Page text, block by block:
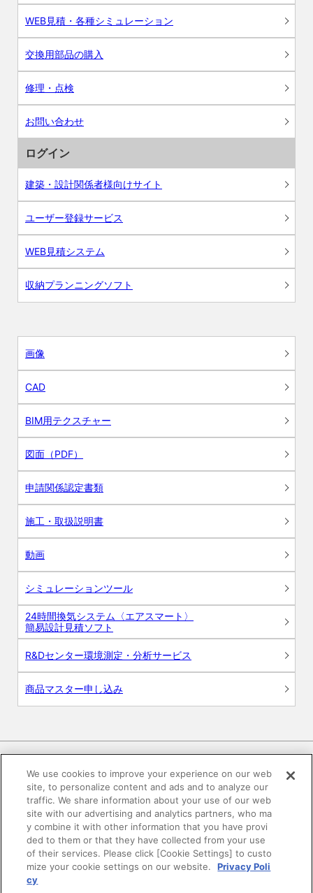
WEB見積・各種シミュレーション
交換用部品の購入
修理・点検
お問い合わせ
ログイン
建築・設計関係者様向けサイト
ユーザー登録サービス
WEB見積システム
収納プランニングソフト
画像
CAD
BIM用テクスチャー
図面（PDF）
申請関係認定書類
施工・取扱説明書
動画
シミュレーションツール
24時間換気システム〈エアスマート〉
簡易設計見積ソフト
R&Dセンター環境測定・分析サービス
商品マスター申し込み
電子公告 このWEBサイトについて
プライバシーポリシー
SNSコミュニティガイドライン サイトマップ
We use cookies to improve your experience on our web
site, to personalize content and ads and to analyze our
traffic. We share information about your use of our web
site with our advertising and analytics partners, who ma
y combine it with other information that you have provi
ded to them or that they have collected from your use
of their services. Please click [Cookie Settings] to custo
mize your cookie settings on our website.
Privacy Poli
cy